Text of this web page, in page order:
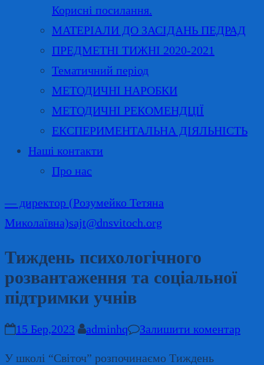
Корисні посилання.
МАТЕРІАЛИ ДО ЗАСІДАНЬ ПЕДРАД
ПРЕДМЕТНІ ТИЖНІ 2020-2021
Тематичний період
МЕТОДИЧНІ НАРОБКИ
МЕТОДИЧНІ РЕКОМЕНДЦІЇ
ЕКСПЕРИМЕНТАЛЬНА ДІЯЛЬНІСТЬ
Наші контакти
Про нас
— директор (Розумейко Тетяна
Миколаївна)sajt@dnsvitoch.org
Тиждень психологічного
розвантаження та соціальної
підтримки учнів
15 Бер,2023 adminhq Залишити коментар
У школі “Світоч” розпочинаємо Тиждень